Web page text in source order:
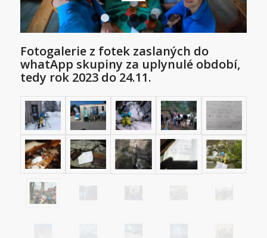
1 2 3 4 5 6 7 8 9
Fotogalerie z fotek zaslaných do
whatApp skupiny za uplynulé období,
tedy rok 2023 do 24.11.